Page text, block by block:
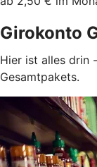
Girokonto
Hier ist alles drin
Gesamtpakets.